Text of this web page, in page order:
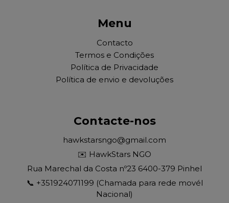
Menu
Contacto
Termos e Condições
Política de Privacidade
Política de envio e devoluções
Contacte-nos
hawkstarsngo@gmail.com
✉️ HawkStars NGO
Rua Marechal da Costa nº23 6400-379 Pinhel
📞 +351924071199 (Chamada para rede movél
Nacional)